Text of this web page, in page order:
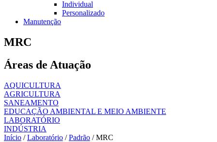
Individual
Personalizado
Manutenção
MRC
Áreas de Atuação
AQUICULTURA
AGRICULTURA
SANEAMENTO
EDUCAÇÃO AMBIENTAL E MEIO AMBIENTE
LABORATÓRIO
INDÚSTRIA
Início /Laboratório /Padrão / MRC